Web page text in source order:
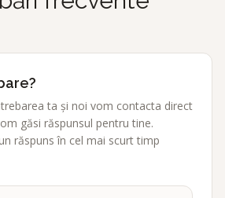
ta și noi vom contacta direct
găsi răspunsul pentru tine.
răspuns în cel mai scurt timp